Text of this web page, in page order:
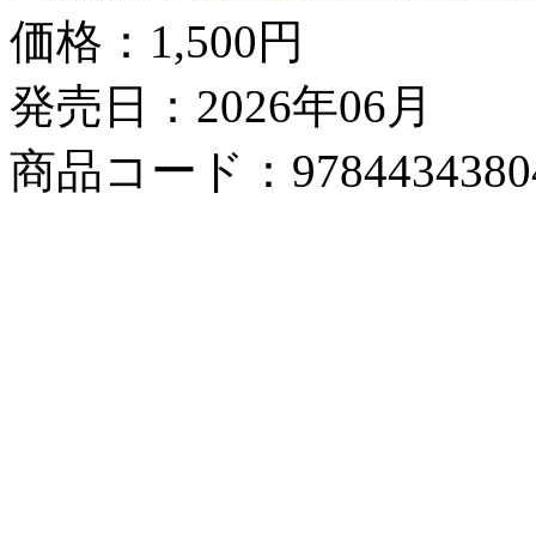
価格： 1,500円
発売日：2026年06月
商品コード：